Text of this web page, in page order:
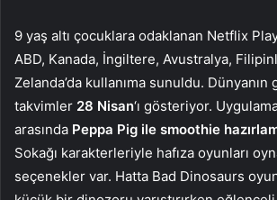
9 yaş altı çocuklara odaklanan Netflix
ABD, Kanada, İngiltere, Avustralya,
Zelanda’da kullanıma sunuldu. Dünyanın
takvimler 28 Nisan‘ı gösteriyor.
arasında Peppa Pig ile smoothie
Sokağı karakterleriyle hafıza oyunları
seçenekler var. Hatta Bad Dinosaurs